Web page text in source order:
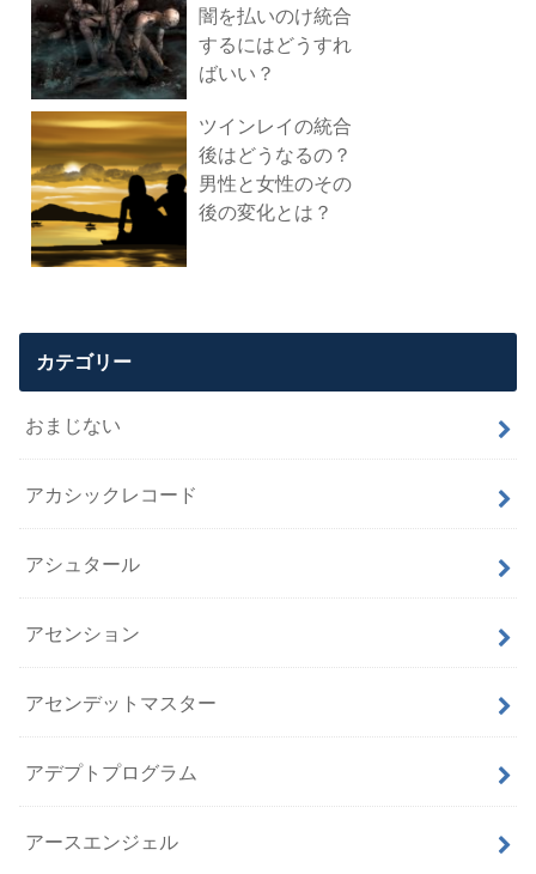
闇を払いのけ統合
するにはどうすれ
ばいい？
ツインレイの統合
後はどうなるの？
男性と女性のその
後の変化とは？
カテゴリー
おまじない
アカシックレコード
アシュタール
アセンション
アセンデットマスター
アデプトプログラム
アースエンジェル